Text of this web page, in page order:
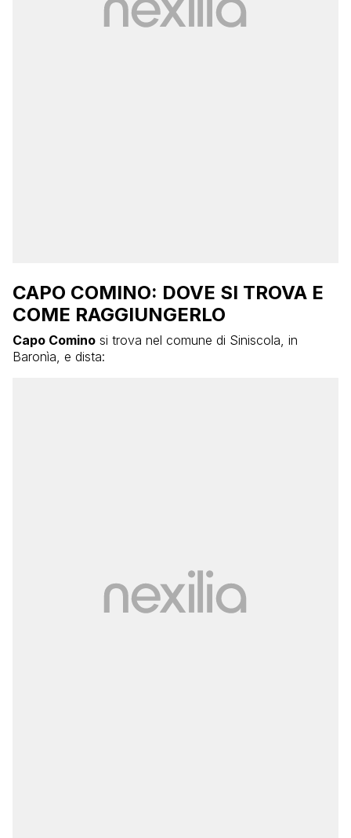
CAPO COMINO: DOVE SI TROVA E
COME RAGGIUNGERLO
Capo Comino si trova nel comune di Siniscola, in
Baronìa, e dista: